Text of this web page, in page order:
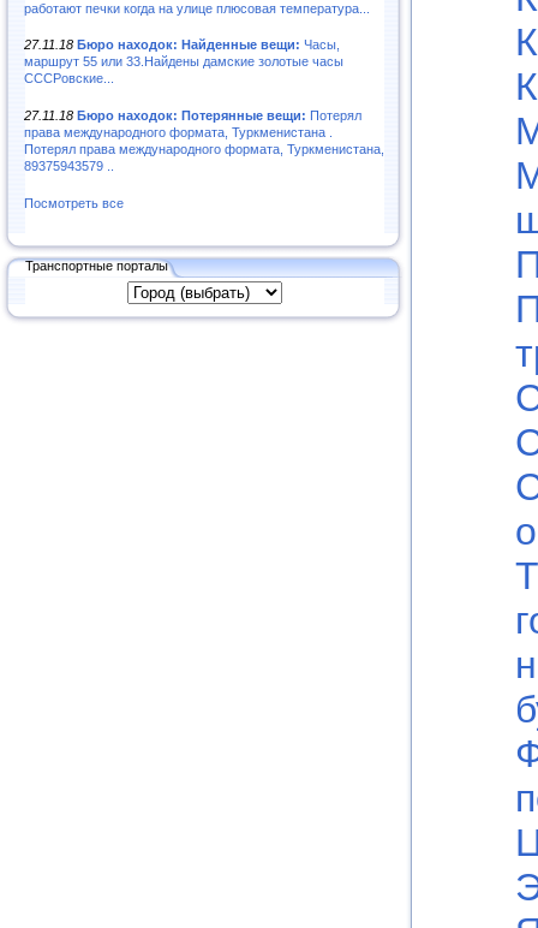
работают печки когда на улице плюсовая температура...
27.11.18 Бюро находок: Найденные вещи: Часы,
маршрут 55 или 33.Найдены дамские золотые часы
СССРовские...
27.11.18 Бюро находок: Потерянные вещи: Потерял
права международного формата, Туркменистана .
Потерял права международного формата, Туркменистана,
89375943579 ..
Посмотреть все
Транспортные порталы